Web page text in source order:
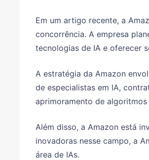
Em um artigo recente, a
concorrência. A empresa
tecnologias de IA e oferecer
A estratégia da Amazon
de especialistas em IA,
aprimoramento de
Além disso, a Amazon está
inovadoras nesse campo, a
área de IAs.